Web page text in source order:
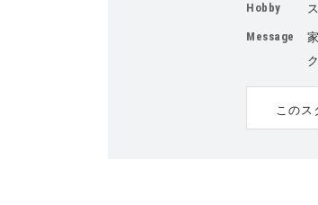
Hobby
Message
この